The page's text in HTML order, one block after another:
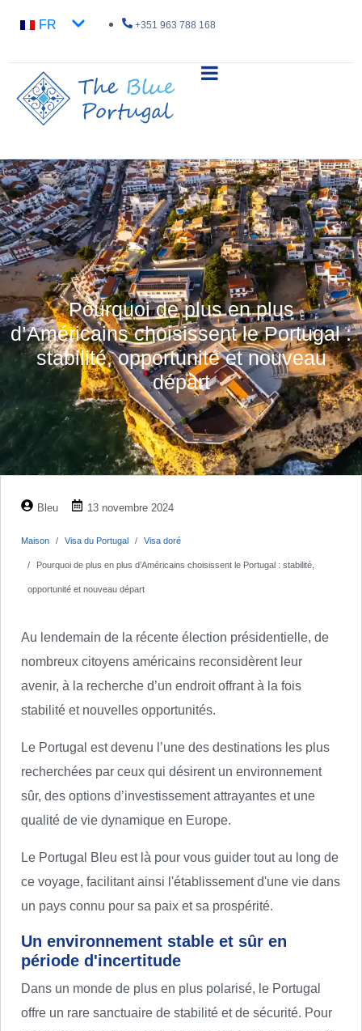
FR +351 963 788 168
Pourquoi de plus en plus
d’Américains choisissent le Portugal :
stabilité, opportunité et nouveau
départ
Bleu 13 novembre 2024
Maison Visa du Portugal Visa doré
Pourquoi de plus en plus d’Américains choisissent le Portugal : stabilité,
opportunité et nouveau départ
Au lendemain de la récente élection présidentielle, de
nombreux citoyens américains reconsidèrent leur
avenir, à la recherche d’un endroit offrant à la fois
stabilité et nouvelles opportunités.
Le Portugal est devenu l’une des destinations les plus
recherchées par ceux qui désirent un environnement
sûr, des options d’investissement attrayantes et une
qualité de vie dynamique en Europe.
Le Portugal Bleu est là pour vous guider tout au long de
ce voyage, facilitant ainsi l'établissement d'une vie dans
un pays connu pour sa paix et sa prospérité.
Un environnement stable et sûr en
période d'incertitude
Dans un monde de plus en plus polarisé, le Portugal
offre un rare sanctuaire de stabilité et de sécurité. Pour